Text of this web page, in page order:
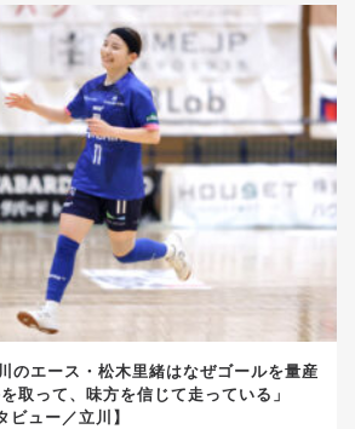
のエース・松木里緒はなぜゴールを量産
取って、味方を信じて走っている」
ビュー／立川】